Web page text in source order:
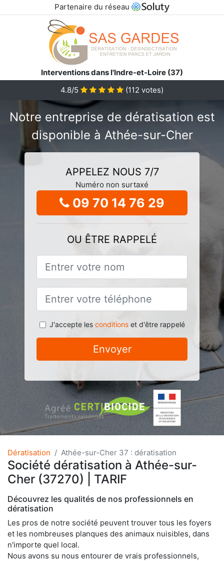
Partenaire du réseau
Interventions dans l'Indre-et-Loire (37)
4.8/5
(112 votes)
Notre entreprise de dératisation est
disponible à Athée-sur-Cher
APPELEZ NOUS 7/7
Numéro non surtaxé
09 70 14 76 29
OU ÊTRE RAPPELÉ
J'accepte les conditionset d'être rappelé
Envoyer
Dératisation Athée-sur-Cher 37 : dératisation
Société dératisation à Athée-sur-
Cher (37270) | TARIF
Découvrez les qualités de nos professionnels en
dératisation
Les pros de notre société peuvent trouver tous les foyers
et les nombreuses planques des animaux nuisibles, dans
n'importe quel local.
Nous avons su nous entourer de vrais professionnels,